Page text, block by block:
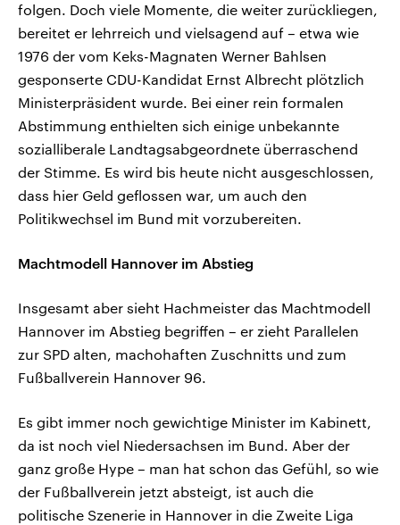
folgen. Doch viele Momente, die weiter zurückliegen,
bereitet er lehrreich und vielsagend auf – etwa wie
1976 der vom Keks-Magnaten Werner Bahlsen
gesponserte CDU-Kandidat Ernst Albrecht plötzlich
Ministerpräsident wurde. Bei einer rein formalen
Abstimmung enthielten sich einige unbekannte
sozialliberale Landtagsabgeordnete überraschend
der Stimme. Es wird bis heute nicht ausgeschlossen,
dass hier Geld geflossen war, um auch den
Politikwechsel im Bund mit vorzubereiten.
Machtmodell Hannover im Abstieg
Insgesamt aber sieht Hachmeister das Machtmodell
Hannover im Abstieg begriffen – er zieht Parallelen
zur SPD alten, machohaften Zuschnitts und zum
Fußballverein Hannover 96.
Es gibt immer noch gewichtige Minister im Kabinett,
da ist noch viel Niedersachsen im Bund. Aber der
ganz große Hype – man hat schon das Gefühl, so wie
der Fußballverein jetzt absteigt, ist auch die
politische Szenerie in Hannover in die Zweite Liga